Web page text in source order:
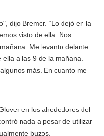
dijo Bremer. “Lo dejó en la
visto de ella. Nos
Me levanto delante
a las 9 de la mañana.
más. En cuanto me
en los alrededores del
nada a pesar de utilizar
buzos.